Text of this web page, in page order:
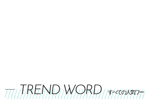
TREND WORD すべての人気ワー